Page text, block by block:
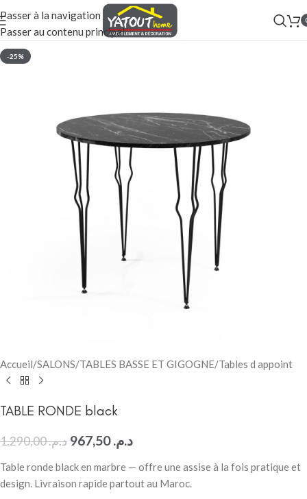
Passer à la navigation
Passer au contenu principal
-25%
Accueil/SALONS/TABLES BASSE ET GIGOGNE/Tables d appoint
TABLE RONDE black
د.م.1.290,00 د.م.967,50
Table ronde black en marbre — offre une assise à la fois pratique et
design. Livraison rapide partout au Maroc.